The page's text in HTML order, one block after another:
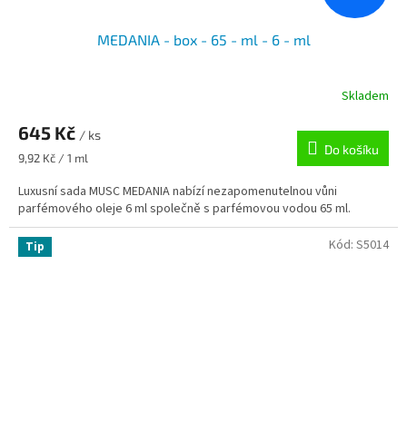
MEDANIA - box - 65 - ml - 6 - ml
Skladem
645 Kč / ks
Měrná
9,92 Kč / 1 ml
Do košíku
Luxusní sada MUSC MEDANIA nabízí nezapomenutelnou vůni
parfémového oleje 6 ml společně s parfémovou vodou 65 ml.
Tip Kód: S5014